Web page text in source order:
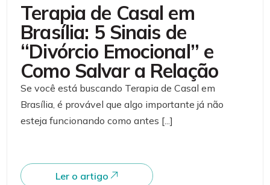
Terapia de Casal em
Brasília: 5 Sinais de
“Divórcio Emocional” e
Como Salvar a Relação
Se você está buscando Terapia de Casal em
Brasília, é provável que algo importante já não
esteja funcionando como antes [...]
Ler o artigo